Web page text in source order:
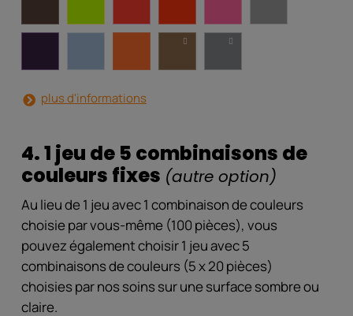
plus d'informations
4. 1 jeu de 5 combinaisons de
couleurs fixes (autre option)
Au lieu de 1 jeu avec 1 combinaison de couleurs
choisie par vous-même (100 pièces), vous
pouvez également choisir 1 jeu avec 5
combinaisons de couleurs (5 x 20 pièces)
choisies par nos soins sur une surface sombre ou
claire.